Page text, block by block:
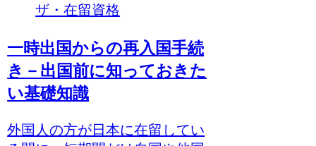
ザ・在留資格
一時出国からの再入国手続
き－出国前に知っておきた
い基礎知識
外国人の方が日本に在留してい